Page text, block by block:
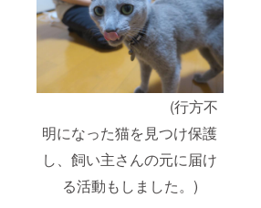
(行方不
明になった猫を見つけ保護
し、飼い主さんの元に届け
る活動もしました。)